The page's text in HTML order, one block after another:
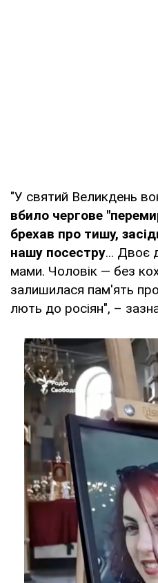
"У святий Великдень
вбило чергове
брехав про тишу,
нашу посестру... Двоє
мами. Чоловік — без
залишилася пам'ять
лють до росіян", –